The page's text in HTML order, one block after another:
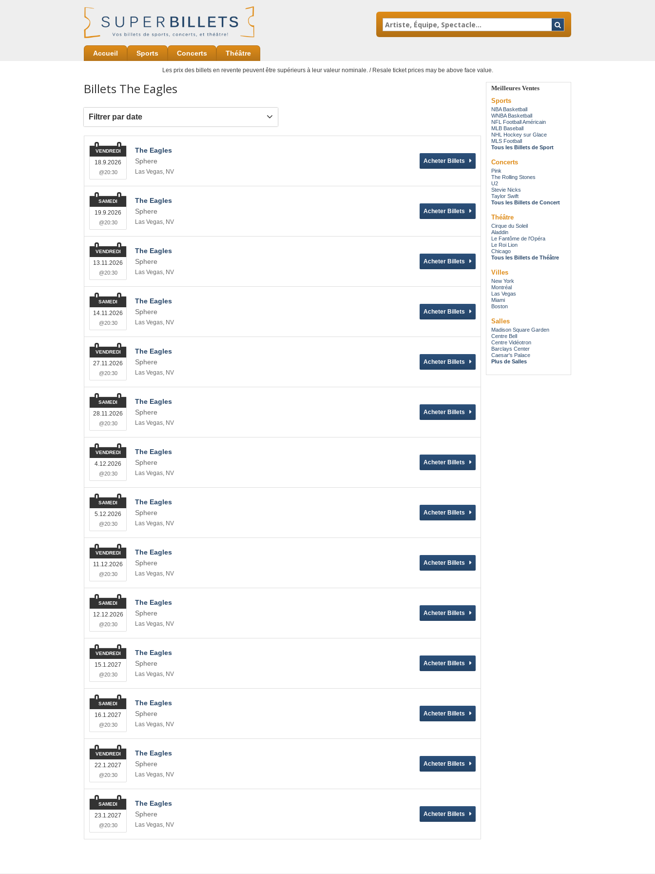
Accueil Sports Concerts Théâtre
Les prix des billets en revente peuvent être supérieurs à leur valeur nominale. / Resale ticket prices may be above face value.
Meilleures Ventes
Sports
NBA Basketball
WNBA Basketball
NFL Football Américain
MLB Baseball
NHL Hockey sur Glace
MLS Football
Tous les Billets de Sport
Concerts
Pink
The Rolling Stones
U2
Stevie Nicks
Taylor Swift
Tous les Billets de Concert
Théâtre
Cirque du Soleil
Aladdin
Le Fantôme de l'Opéra
Le Roi Lion
Chicago
Tous les Billets de Théâtre
Villes
New York
Montréal
Las Vegas
Miami
Boston
Salles
Madison Square Garden
Centre Bell
Centre Vidéotron
Barclays Center
Caesar's Palace
Plus de Salles
Billets The Eagles
Filtrer par date
The Eagles
Sphere
Las Vegas, NV
VENDREDI
18.9.2026
@20:30
The Eagles
Sphere
Las Vegas, NV
SAMEDI
19.9.2026
@20:30
The Eagles
Sphere
Las Vegas, NV
VENDREDI
13.11.2026
@20:30
The Eagles
Sphere
Las Vegas, NV
SAMEDI
14.11.2026
@20:30
The Eagles
Sphere
Las Vegas, NV
VENDREDI
27.11.2026
@20:30
The Eagles
Sphere
Las Vegas, NV
SAMEDI
28.11.2026
@20:30
The Eagles
Sphere
Las Vegas, NV
VENDREDI
4.12.2026
@20:30
The Eagles
Sphere
Las Vegas, NV
SAMEDI
5.12.2026
@20:30
The Eagles
Sphere
Las Vegas, NV
VENDREDI
11.12.2026
@20:30
The Eagles
Sphere
Las Vegas, NV
SAMEDI
12.12.2026
@20:30
The Eagles
Sphere
Las Vegas, NV
VENDREDI
15.1.2027
@20:30
The Eagles
Sphere
Las Vegas, NV
SAMEDI
16.1.2027
@20:30
The Eagles
Sphere
Las Vegas, NV
VENDREDI
22.1.2027
@20:30
The Eagles
Sphere
Las Vegas, NV
SAMEDI
23.1.2027
@20:30